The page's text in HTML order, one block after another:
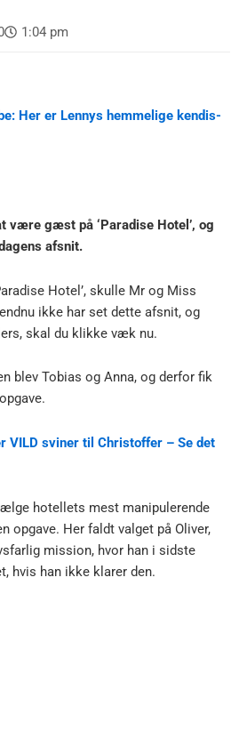
1:04 pm
Her er Lennys hemmelige kendis-
være gæst på ‘Paradise Hotel’, og
afsnit.
Hotel’, skulle Mr og Miss
ikke har set dette afsnit, og
skal du klikke væk nu.
blev Tobias og Anna, og derfor fik
VILD sviner til Christoffer – Se det
hotellets mest manipulerende
opgave. Her faldt valget på Oliver,
mission, hvor han i sidste
hvis han ikke klarer den.